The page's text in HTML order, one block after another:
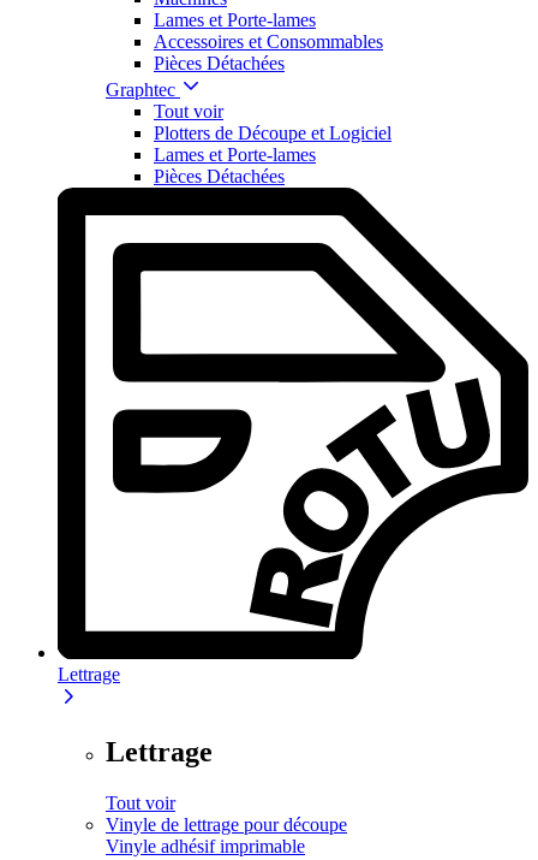
Lames et Porte-lames
Accessoires et Consommables
Pièces Détachées
Graphtec
Tout voir
Plotters de Découpe et Logiciel
Lames et Porte-lames
Pièces Détachées
Lettrage
Lettrage
Tout voir
Vinyle de lettrage pour découpe
Vinyle adhésif imprimable